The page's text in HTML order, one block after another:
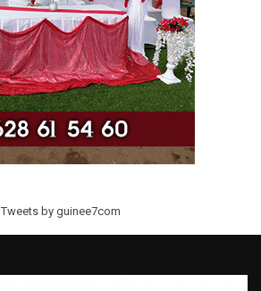
Tweets by guinee7com